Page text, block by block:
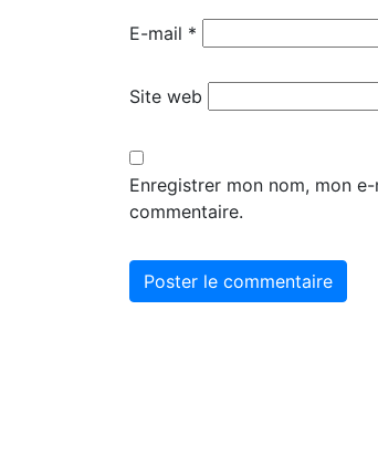
E-mail *
Site web
Enregistrer mon nom, mon
commentaire.